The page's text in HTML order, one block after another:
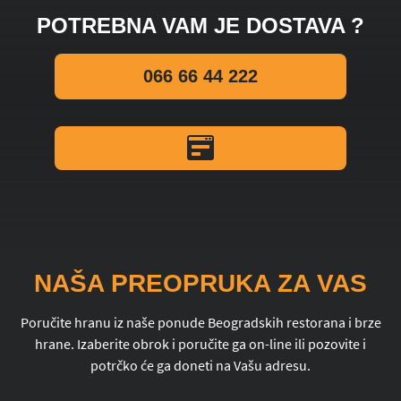
POTREBNA VAM JE DOSTAVA ?
066 66 44 222
NAŠA PREOPRUKA ZA VAS
Poručite hranu iz naše ponude Beogradskih restorana i brze
hrane. Izaberite obrok i poručite ga on-line ili pozovite i
potrčko će ga doneti na Vašu adresu.